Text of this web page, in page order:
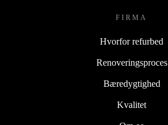
FIRMA
Hvorfor refurbed
Renoveringsproces
Bæredygtighed
Kvalitet